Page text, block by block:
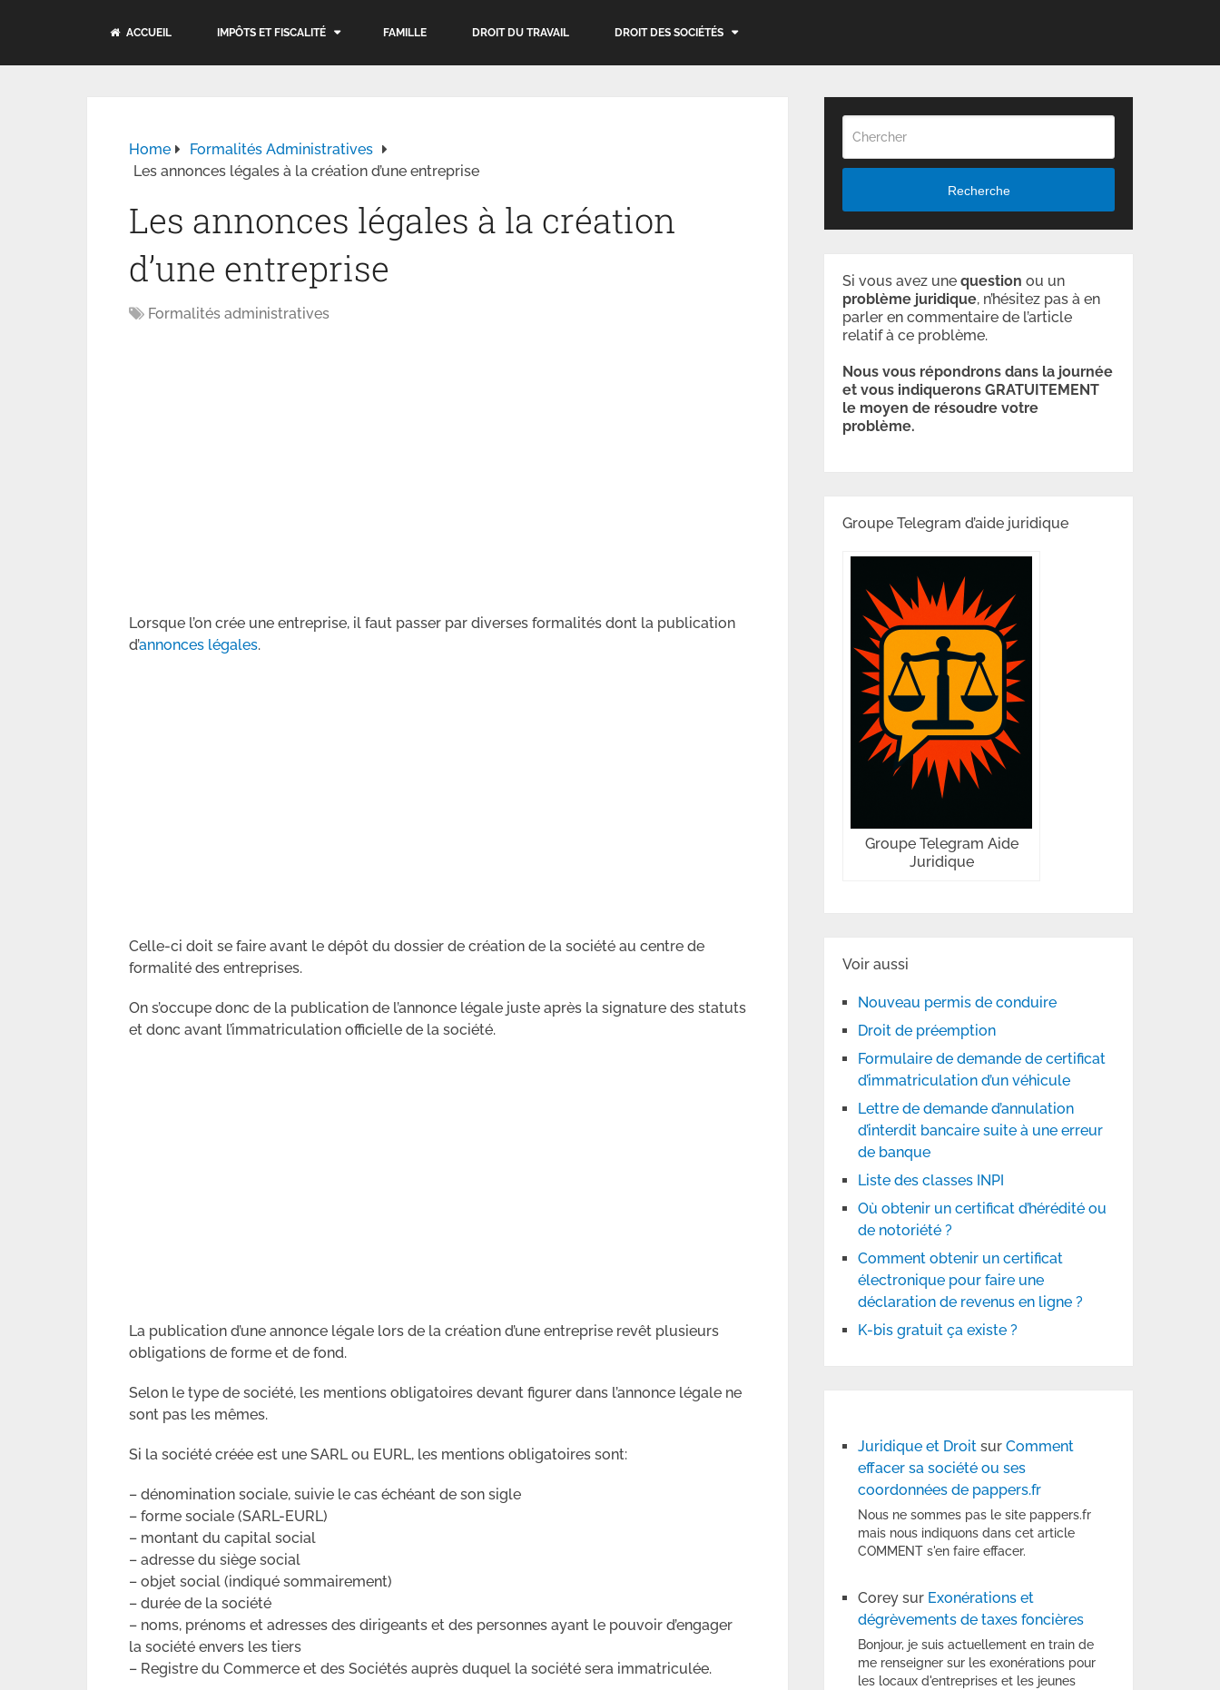
ACCUEIL IMPÔTS ET FISCALITÉ FAMILLE DROIT DU TRAVAIL DROIT DES SOCIÉTÉS
Home
Formalités Administratives
Les annonces légales à la création d’une entreprise
Les annonces légales à la création
d’une entreprise
Formalités administratives
Lorsque l’on crée une entreprise, il faut passer par diverses formalités dont la publication
d’annonces légales.
Celle-ci doit se faire avant le dépôt du dossier de création de la société au centre de
formalité des entreprises.
On s’occupe donc de la publication de l’annonce légale juste après la signature des statuts
et donc avant l’immatriculation officielle de la société.
La publication d’une annonce légale lors de la création d’une entreprise revêt plusieurs
obligations de forme et de fond.
Selon le type de société, les mentions obligatoires devant figurer dans l’annonce légale ne
sont pas les mêmes.
Si la société créée est une SARL ou EURL, les mentions obligatoires sont:
– dénomination sociale, suivie le cas échéant de son sigle
– forme sociale (SARL-EURL)
– montant du capital social
– adresse du siège social
– objet social (indiqué sommairement)
– durée de la société
– noms, prénoms et adresses des dirigeants et des personnes ayant le pouvoir d’engager
la société envers les tiers
– Registre du Commerce et des Sociétés auprès duquel la société sera immatriculée.
Recherche
Si vous avez unequestion ou un
problème juridique, n’hésitez pas à en
parler en commentaire de l’article
relatif à ce problème.
Nous vous répondrons dans la journée
et vous indiquerons GRATUITEMENT
le moyen de résoudre votre
problème.
Groupe Telegram d’aide juridique
Groupe Telegram Aide
Juridique
Voir aussi
Nouveau permis de conduire
Droit de préemption
Formulaire de demande de certificat
d’immatriculation d’un véhicule
Lettre de demande d’annulation
d’interdit bancaire suite à une erreur
de banque
Liste des classes INPI
Où obtenir un certificat d’hérédité ou
de notoriété ?
Comment obtenir un certificat
électronique pour faire une
déclaration de revenus en ligne ?
K-bis gratuit ça existe ?
Juridique et Droit surComment
effacer sa société ou ses
coordonnées de pappers.fr
Nous ne sommes pas le site pappers.fr
mais nous indiquons dans cet article
COMMENT s'en faire effacer.
Corey sur Exonérations et
dégrèvements de taxes foncières
Bonjour, je suis actuellement en train de
me renseigner sur les exonérations pour
les locaux d'entreprises et les jeunes